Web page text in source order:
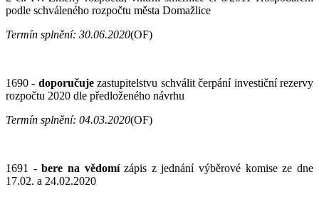
podle schváleného rozpočtu města Domažlice
Termín splnění: 30.06.2020(OF)
1690 - doporučujezastupitelstvu schválit čerpání investiční rezervy
rozpočtu 2020 dle předloženého návrhu
Termín splnění: 04.03.2020(OF)
1691 -bere na vědomízápis z jednání výběrové komise ze dne
17.02. a 24.02.2020